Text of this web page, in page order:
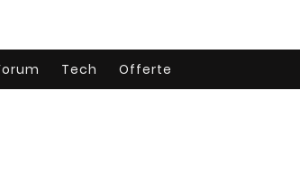
Tech Offerte